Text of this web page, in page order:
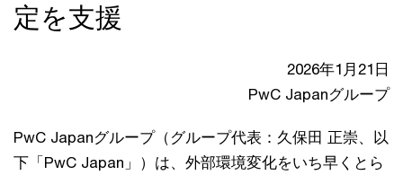
定を支援
2026年1月21日
PwC Japanグループ
PwC Japanグループ（グループ代表：久保田 正崇、以
下「PwC Japan」）は、外部環境変化をいち早くとら